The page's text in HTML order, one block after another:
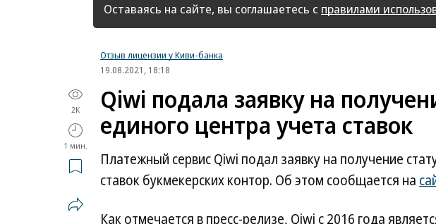
Оставаясь на сайте, вы соглашаетесь с правилами
Отзыв лицензии у Киви-банка
19.08.2021, 18:18
2K
1 мин.
Qiwi подала заявку на
единого центра учета ставок
Платежный сервис Qiwi подал заявку на получение
ставок букмекерских контор. Об этом сообщается на
Как отмечается в пресс-релизе, Qiwi с 2016 года